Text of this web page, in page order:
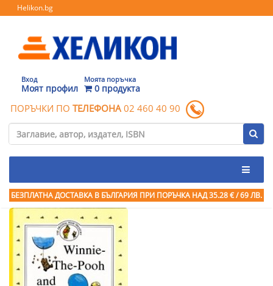
Helikon.bg
Вход
Моят профил
Моята поръчка
0 продукта
ПОРЪЧКИ ПО ТЕЛЕФОНА 02 460 40 90
БЕЗПЛАТНА ДОСТАВКА В БЪЛГАРИЯ ПРИ ПОРЪЧКА НАД 35.28 € / 69 ЛВ.